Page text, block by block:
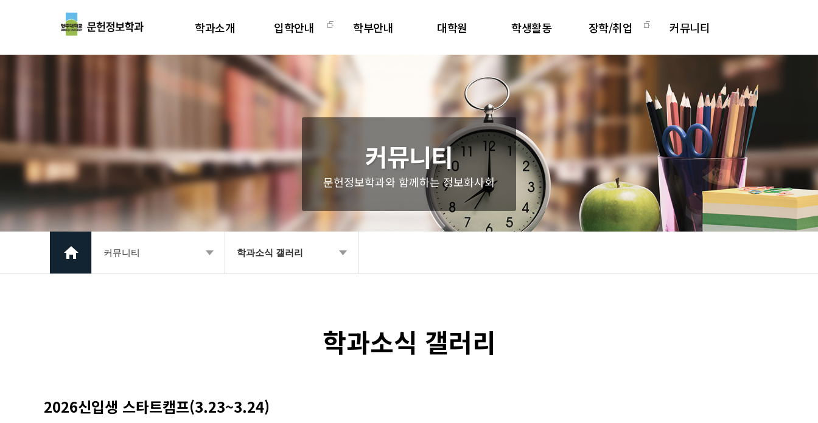
학과소개
학과장 인사말
교육환경
진로
찾아오시는길
입학안내
학부
편입
학부안내 대학원
대학원소개
교과과정
학사일정
학생활동
학과주요활동
비교과프로그램
전공동아리
학생회
장학/취업
장학안내
취업지원센터
커뮤니티
Q&A
영상갤러리
학과소식 갤러리
관련사이트
학과 발간 자료
도서관계 소식
커뮤니티
문헌정보학과와 함께하는 정보화사회
커뮤니티
커뮤니티
학과소식 갤러리
도서관계 소식
학과소식 갤러리
2026신입생 스타트캠프(3.23~3.24)